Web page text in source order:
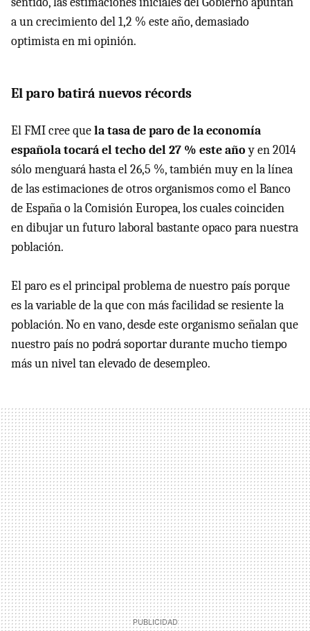
a un crecimiento del 1,2 % este año, demasiado
optimista en mi opinión.
El paro batirá nuevos récords
El FMI cree quela tasa de paro de la economía
española tocará el techo del 27 % este añoy en 2014
sólo menguará hasta el 26,5 %, también muy en la línea
de las estimaciones de otros organismos como el Banco
de España o la Comisión Europea, los cuales coinciden
en dibujar un futuro laboral bastante opaco para nuestra
población.
El paro es el principal problema de nuestro país porque
es la variable de la que con más facilidad se resiente la
población. No en vano, desde este organismo señalan que
nuestro país no podrá soportar durante mucho tiempo
más un nivel tan elevado de desempleo.